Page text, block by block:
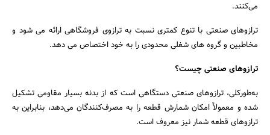
می‌کنند.
ترازوهای صنعتی با تنوع کمتری نسبت به ترازوی فروشگاهی ارائه می شود و
مخاطبین و گروه های شغلی محدودی را به خود اختصاص می دهد.
ترازوهای صنعتی چیست؟
به‌طورکلی، ترازوهای صنعتی دستگاهی است که از بدنه بسیار مقاومی تشکیل
شده و معمولاً امکان شمارش قطعه را به مصرف‌کنندگان می‌دهد، بنابراین به
ترازوهای قطعه شمار نیز معروف است.